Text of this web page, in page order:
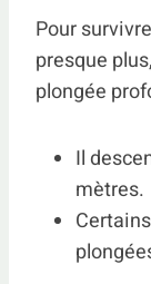
Pour
presque
plongée
Il
mètres.